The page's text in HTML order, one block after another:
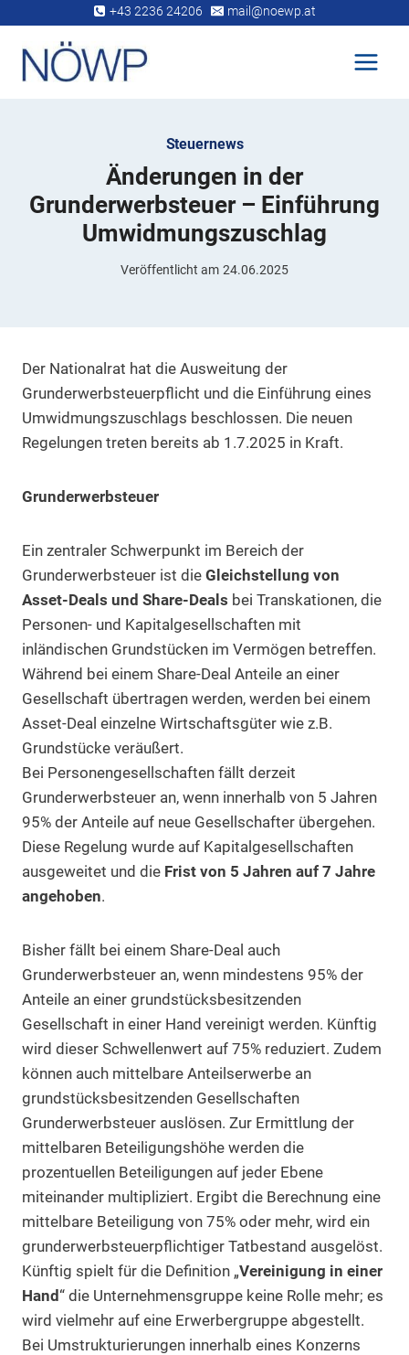
springen
+43 2236 24206 mail@noewp.at
Steuernews
Änderungen in der
Grunderwerbsteuer – Einführung
Umwidmungszuschlag
Veröffentlicht am 24.06.2025
Der Nationalrat hat die Ausweitung der
Grunderwerbsteuerpflicht und die Einführung eines
Umwidmungszuschlags beschlossen. Die neuen
Regelungen treten bereits ab 1.7.2025 in Kraft.
Grunderwerbsteuer
Ein zentraler Schwerpunkt im Bereich der
Grunderwerbsteuer ist die Gleichstellung von
Asset-Deals und Share-Deals bei Transkationen, die
Personen- und Kapitalgesellschaften mit
inländischen Grundstücken im Vermögen betreffen.
Während bei einem Share-Deal Anteile an einer
Gesellschaft übertragen werden, werden bei einem
Asset-Deal einzelne Wirtschaftsgüter wie z.B.
Grundstücke veräußert.
Bei Personengesellschaften fällt derzeit
Grunderwerbsteuer an, wenn innerhalb von 5 Jahren
95% der Anteile auf neue Gesellschafter übergehen.
Diese Regelung wurde auf Kapitalgesellschaften
ausgeweitet und die Frist von 5 Jahren auf 7 Jahre
angehoben.
Bisher fällt bei einem Share-Deal auch
Grunderwerbsteuer an, wenn mindestens 95% der
Anteile an einer grundstücksbesitzenden
Gesellschaft in einer Hand vereinigt werden. Künftig
wird dieser Schwellenwert auf 75% reduziert. Zudem
können auch mittelbare Anteilserwerbe an
grundstücksbesitzenden Gesellschaften
Grunderwerbsteuer auslösen. Zur Ermittlung der
mittelbaren Beteiligungshöhe werden die
prozentuellen Beteiligungen auf jeder Ebene
miteinander multipliziert. Ergibt die Berechnung eine
mittelbare Beteiligung von 75% oder mehr, wird ein
grunderwerbsteuerpflichtiger Tatbestand ausgelöst.
Künftig spielt für die Definition „Vereinigung in einer
Hand“ die Unternehmensgruppe keine Rolle mehr; es
wird vielmehr auf eine Erwerbergruppe abgestellt.
Bei Umstrukturierungen innerhalb eines Konzerns